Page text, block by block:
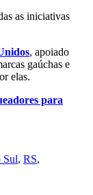
as iniciativas
, apoiado
gaúchas e
elas.
para
Sul, RS,